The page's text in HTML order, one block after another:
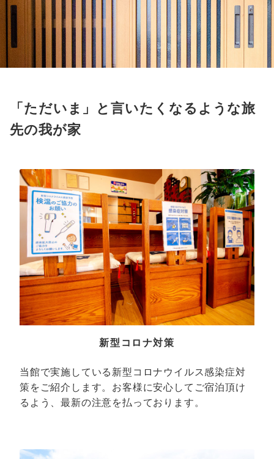
「ただいま」と言いたくなるような旅
先の我が家
新型コロナ対策
当館で実施している新型コロナウイルス感染症対
策をご紹介します。お客様に安心してご宿泊頂け
るよう、最新の注意を払っております。